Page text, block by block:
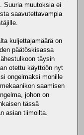
Suuria muutoksia ei
saavutettavampia
kuljettajamäärä on
päätöskisassa
täysin
otettu käyttöön nyt
ongelmaksi monille
saamisen
johon on
tässä
asian tiimoilta.